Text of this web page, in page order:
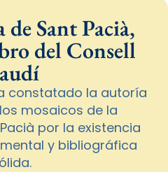
Sant Pacià,
del Consell
constatado la autoría
mosaicos de la
por la existencia
y bibliográfica